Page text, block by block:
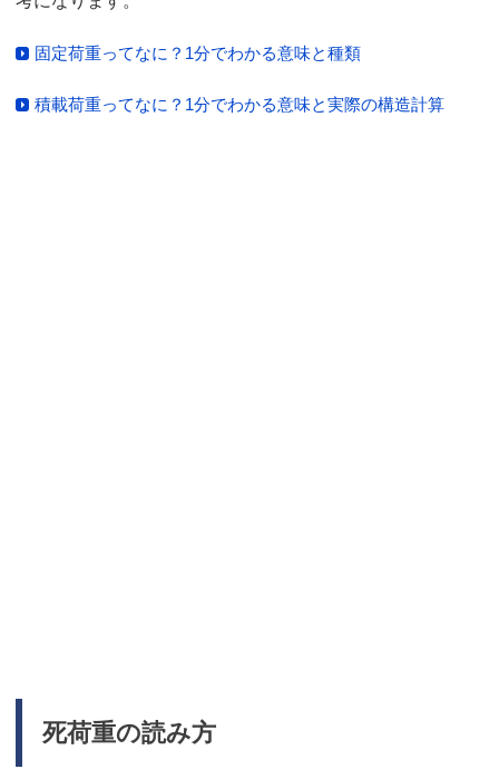
固定荷重ってなに？1分でわかる意味と種類
積載荷重ってなに？1分でわかる意味と実際の構造計算
死荷重の読み方